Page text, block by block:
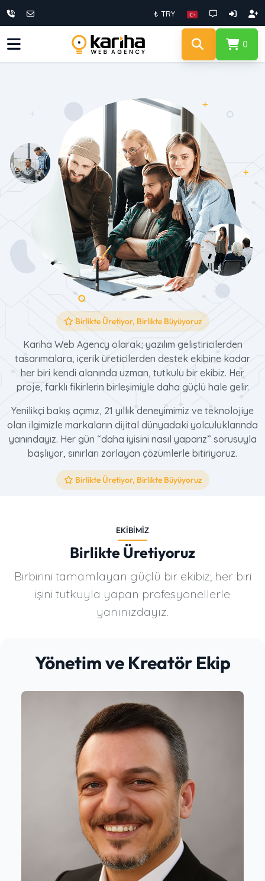
₺ TRY
0
Birlikte Üretiyor, Birlikte Büyüyoruz
Kariha Web Agency olarak; yazılım geliştiricilerden
tasarımcılara, içerik üreticilerden destek ekibine kadar
her biri kendi alanında uzman, tutkulu bir ekibiz. Her
proje, farklı fikirlerin birleşimiyle daha güçlü hale gelir.
Yenilikçi bakış açımız, 21 yıllık deneyimimiz ve teknolojiye
olan ilgimizle markaların dijital dünyadaki yolculuklarında
yanındayız. Her gün “daha iyisini nasıl yaparız” sorusuyla
başlıyor, sınırları zorlayan çözümlerle bitiriyoruz.
Birlikte Üretiyor, Birlikte Büyüyoruz
EKIBIMIZ
Birlikte Üretiyoruz
Birbirini tamamlayan güçlü bir ekibiz; her biri
işini tutkuyla yapan profesyonellerle
yanınızdayız.
Yönetim ve Kreatör Ekip